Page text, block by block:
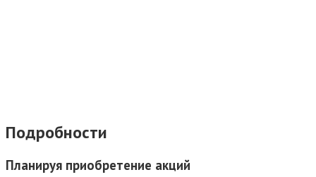
Подробности
Планируя приобретение акций